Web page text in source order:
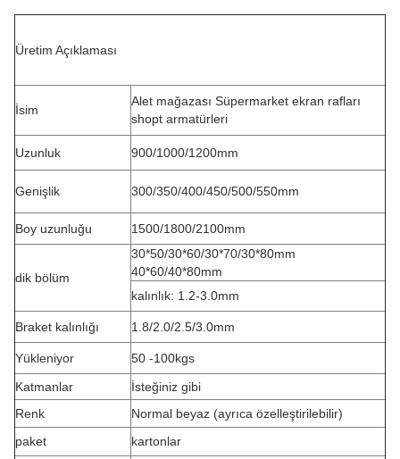
Üretim Açıklaması
İsim
Alet mağazası Süpermarket ekran rafları
shopt armatürleri
Uzunluk 900/1000/1200mm
Genişlik 300/350/400/450/500/550mm
Boy uzunluğu 1500/1800/2100mm
dik bölüm
30*50/30*60/30*70/30*80mm
40*60/40*80mm
kalınlık: 1.2-3.0mm
Braket kalınlığı 1.8/2.0/2.5/3.0mm
Yükleniyor
50 -100kgs
Katmanlar
İsteğiniz gibi
Renk
Normal beyaz (ayrıca özelleştirilebilir)
paket
kartonlar